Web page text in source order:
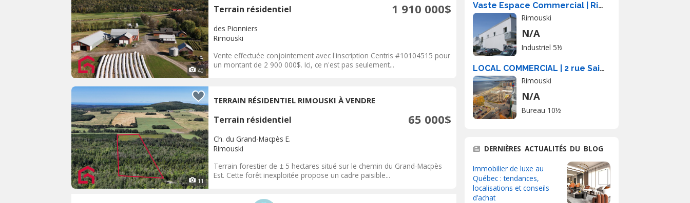
40
Terrain résidentiel 1 910 000$
des Pionniers
Rimouski
Vente effectuée conjointement avec l'inscription Centris #10104515 pour
un montant de 2 900 000$. Ici, ce n'est pas seulement...
11
TERRAIN RÉSIDENTIEL RIMOUSKI À VENDRE
Terrain résidentiel 65 000$
Ch. du Grand-Macpès E.
Rimouski
Terrain forestier de ± 5 hectares situé sur le chemin du Grand-Macpès
Est. Cette forêt inexploitée propose un cadre paisible...
Vaste Espace Commercial | Rimouski
Rimouski
N/A
Industriel 5½
LOCAL COMMERCIAL | 2 rue Saint-Germain E
Rimouski
N/A
Bureau 10½
DERNIÈRES ACTUALITÉS DU BLOG
Immobilier de luxe au
Québec : tendances,
localisations et conseils
d’achat